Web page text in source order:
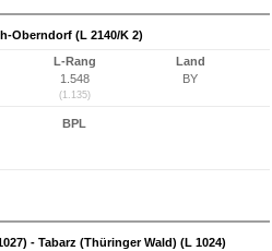
Oberndorf (L 2140/K 2)
L-Rang
1.548
(1.135)
Land
BY
BPL
- Tabarz (Thüringer Wald) (L 1024)